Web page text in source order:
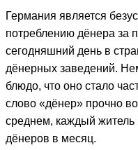
Германия является
потреблению дёнера за
сегодняшний день в
дёнерных заведений.
блюдо, что оно стало
слово «дёнер» прочно
среднем, каждый житель
дёнеров в месяц.